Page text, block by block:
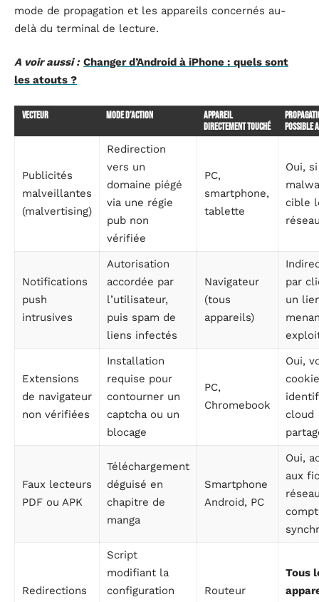
mode de propagation et les appareils concernés au-
delà du terminal de lecture.
A voir aussi : Changer d’Android à iPhone : quels sont
les atouts ?
Vecteur Mode d’action
Appareil
directement touché
possible
Publicités
malveillantes
(malvertising)
Redirection
vers un
domaine piégé
via une régie
pub non
vérifiée
PC,
smartphone,
tablette
Oui,
cible
Notifications
push
intrusives
Autorisation
accordée par
l’utilisateur,
puis spam de
liens infectés
Navigateur
(tous
appareils)
par
un
Extensions
de navigateur
non vérifiées
Installation
requise pour
contourner un
captcha ou un
blocage
PC,
Chromebook
Oui,
cloud
Faux lecteurs
PDF ou APK
Téléchargement
déguisé en
chapitre de
manga
Smartphone
Android, PC
Oui,
aux
Redirections
Script
modifiant la
configuration
Routeur
Tous